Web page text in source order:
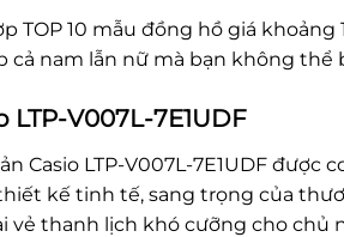
TOP 10 mẫu đồng hồ giá
cả nam lẫn nữ mà bạn không thể
LTP-V007L-7E1UDF
Casio LTP-V007L-7E1UDF được
kế tinh tế, sang trọng của
vẻ thanh lịch khó cưỡng cho chủ